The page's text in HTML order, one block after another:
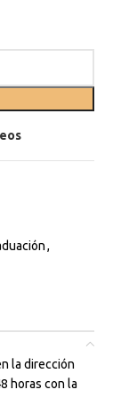
,
la dirección
horas con la